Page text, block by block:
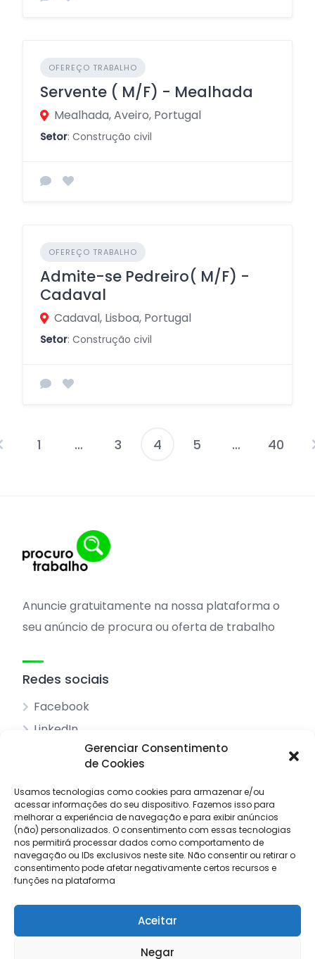
Gerenciar Consentimento
de Cookies
Usamos tecnologias como cookies para armazenar e/ou
acessar informações do seu dispositivo. Fazemos isso para
melhorar a experiência de navegação e para exibir anúncios
(não) personalizados. O consentimento com essas tecnologias
nos permitirá processar dados como comportamento de
navegação ou IDs exclusivos neste site. Não consentir ou retirar o
consentimento pode afetar negativamente certos recursos e
funções na plataforma
Aceitar
Negar
OFEREÇO TRABALHO
Servente ( M/F) - Mealhada
Mealhada, Aveiro, Portugal
Setor: Construção civil
OFEREÇO TRABALHO
Admite-se Pedreiro( M/F) -
Cadaval
Cadaval, Lisboa, Portugal
Setor: Construção civil
Navegação
1 … 3 4 5 … 40
Anuncie gratuitamente na nossa plataforma o
seu anúncio de procura ou oferta de trabalho
Redes sociais
Facebook
LinkedIn
Sobre nós
Pesquisar anúncios
Contacto
Livro de reclamações
© 2025 Procuro Trabalho by